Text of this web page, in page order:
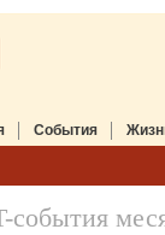
События
события